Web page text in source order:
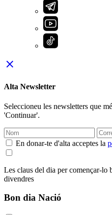
close
Alta Newsletter
Seleccioneu les newsletters que
'Continuar'.
En donar-te d'alta acceptes la
Les claus del dia per començar-lo
divendres
Bon dia Nació